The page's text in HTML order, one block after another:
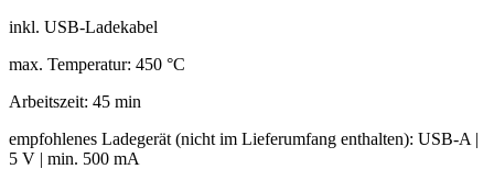
inkl. USB-Ladekabel
max. Temperatur: 450 °C
Arbeitszeit: 45 min
empfohlenes Ladegerät (nicht im Lieferumfang enthalten): USB-A |
5 V | min. 500 mA